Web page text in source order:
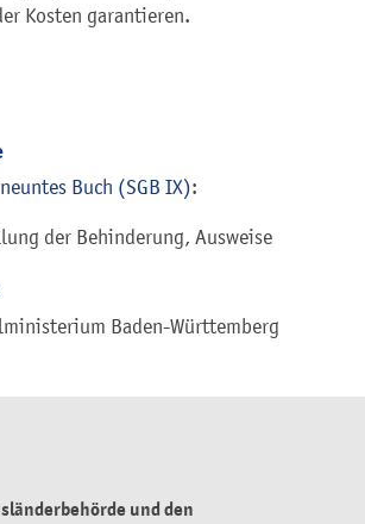
und den
Kosten garantieren.
Buch (SGB IX):
der Behinderung, Ausweise
Baden-Württemberg